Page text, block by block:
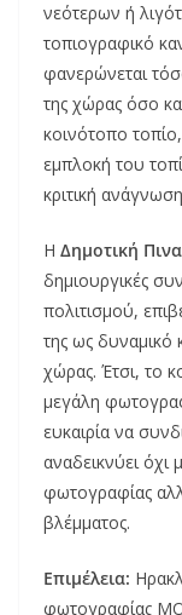
νεότερων ή
τοπιογραφικό
φανερώνεται
της χώρας όσο
κοινότοπο
εμπλοκή του
κριτική
Η Δημοτική
δημιουργικές
πολιτισμού,
της ως δυναμικό
χώρας. Έτσι, το
μεγάλη
ευκαιρία να
αναδεικνύει όχι
φωτογραφίας
βλέμματος.
Επιμέλεια:
φωτογραφίας